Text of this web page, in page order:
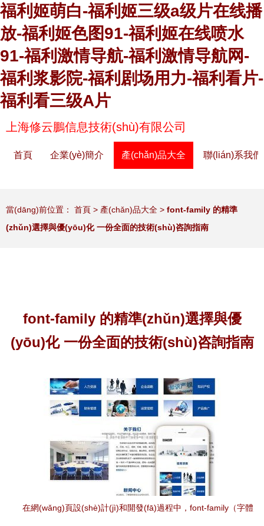
福利姬萌白-福利姬三级a级片在线播
放-福利姬色图91-福利姬在线喷水
91-福利激情导航-福利激情导航网-
福利浆影院-福利剧场用力-福利看片-
福利看三级A片
上海修云鵬信息技術(shù)有限公司
首頁 企業(yè)簡介 產(chǎn)品大全 聯(lián)系我們
當(dāng)前位置： 首頁 > 產(chǎn)品大全 > font-family 的精準
(zhǔn)選擇與優(yōu)化 一份全面的技術(shù)咨詢指南
font-family 的精準(zhǔn)選擇與優
(yōu)化 一份全面的技術(shù)咨詢指南
在網(wǎng)頁設(shè)計(jì)和開發(fā)過程中，font-family（字體